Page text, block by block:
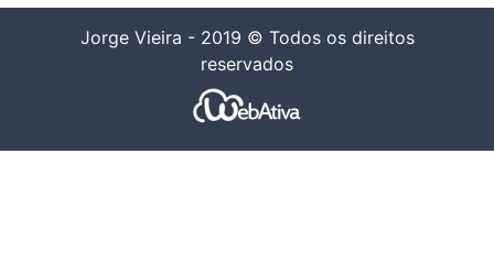
Jorge Vieira - 2019 © Todos os direitos
reservados